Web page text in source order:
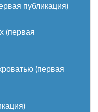
публикация)
(первая
(первая